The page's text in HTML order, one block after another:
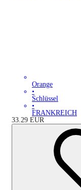
Orange
•
Schlüssel
•
FRANKREICH
33.29 EUR